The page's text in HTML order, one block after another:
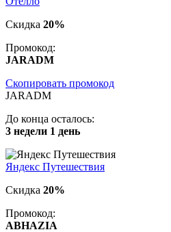
Скидка 20%
Промокод:
JARADM
Скопировать промокод
JARADM
До конца осталось:
3 недели 1 день
Яндекс Путешествия
Скидка 20%
Промокод:
ABHAZIA